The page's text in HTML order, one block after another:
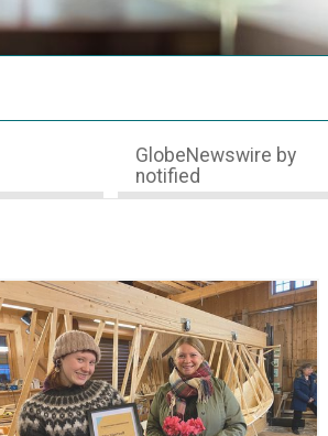
GlobeNewswire by
notified